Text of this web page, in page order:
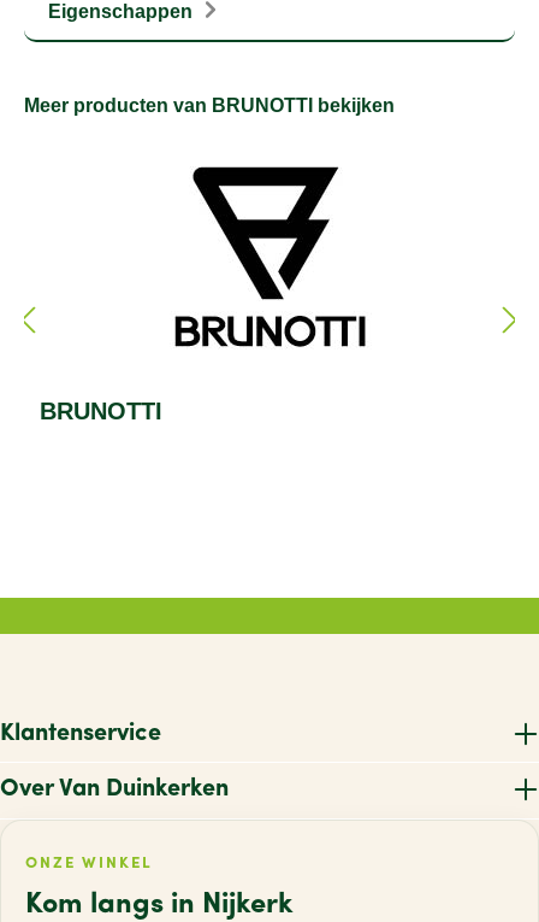
Eigenschappen
Meer producten van BRUNOTTI bekijken
BRUNOTTI
Klantenservice
Over Van Duinkerken
ONZE WINKEL
Kom langs in Nijkerk